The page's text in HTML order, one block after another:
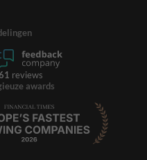
reviews
awards